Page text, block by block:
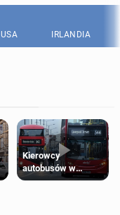
USA IRLANDIA
Kierowcy
autobusów w
Londynie